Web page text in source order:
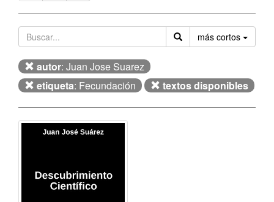
más cortos
autor: Juan Jose Suarez
etiqueta: Fecundación textos disponibles